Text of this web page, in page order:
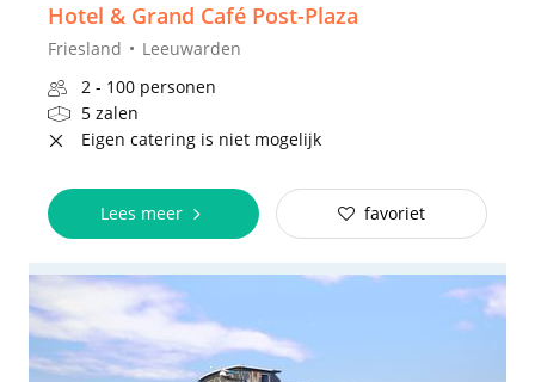
Hotel & Grand Café Post-Plaza
Friesland
Leeuwarden
2 - 100 personen
5 zalen
Eigen catering is niet mogelijk
Lees meer favoriet